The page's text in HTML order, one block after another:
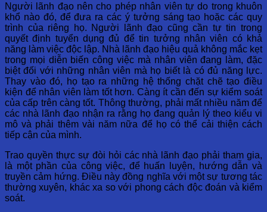
Người lãnh đạo nên cho phép nhân viên tự do trong khuôn
khổ nào đó, để đưa ra các ý tưởng sáng tạo hoặc các quy
trình của riêng họ. Người lãnh đạo cũng cần tự tin trong
quyết định tuyển dụng đủ để tin tưởng nhân viên có khả
năng làm việc độc lập. Nhà lãnh đạo hiệu quả không mắc kẹt
trong mọi diễn biến công việc mà nhân viên đang làm, đặc
biệt đối với những nhân viên mà họ biết là có đủ năng lực.
Thay vào đó, họ tạo ra những hệ thống chặt chẽ tạo điều
kiện để nhân viên làm tốt hơn. Càng ít cần đến sự kiểm soát
của cấp trên càng tốt. Thông thường, phải mất nhiều năm để
các nhà lãnh đạo nhận ra rằng họ đang quản lý theo kiểu vi
mô và phải thêm vài năm nữa để họ có thể cải thiện cách
tiếp cận của mình.
Trao quyền thực sự đòi hỏi các nhà lãnh đạo phải tham gia,
là một phần của công việc, để huấn luyện, hướng dẫn và
truyền cảm hứng. Điều này đồng nghĩa với một sự tương tác
thường xuyên, khác xa so với phong cách độc đoán và kiểm
soát.